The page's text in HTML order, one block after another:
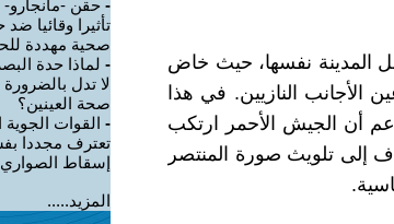
المدينة نفسها، حيث خاض
الأجانب النازيين. في هذا
أن الجيش الأحمر ارتكب
إلى تلويث صورة المنتصر
- حقن -مانجارو-
تأثيرا وقائيا ضد
صحية مهددة
- لماذا حدة
لا تدل
صحة العينين؟
- القوات الجوية
تعترف مجددا
إسقاط
المزيد.....